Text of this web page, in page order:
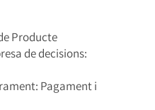
Producte
de decisions:
Pagament i